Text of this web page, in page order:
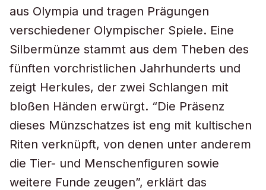
aus Olympia und tragen Prägungen
verschiedener Olympischer Spiele. Eine
Silbermünze stammt aus dem Theben des
fünften vorchristlichen Jahrhunderts und
zeigt Herkules, der zwei Schlangen mit
bloßen Händen erwürgt. “Die Präsenz
dieses Münzschatzes ist eng mit kultischen
Riten verknüpft, von denen unter anderem
die Tier- und Menschenfiguren sowie
weitere Funde zeugen”, erklärt das